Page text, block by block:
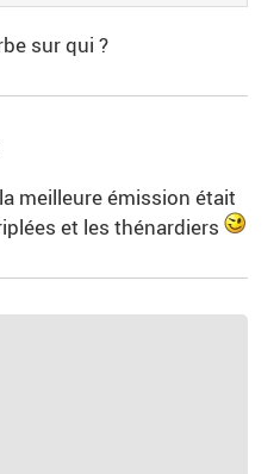
sur qui ?
meilleure émission était
et les thénardiers